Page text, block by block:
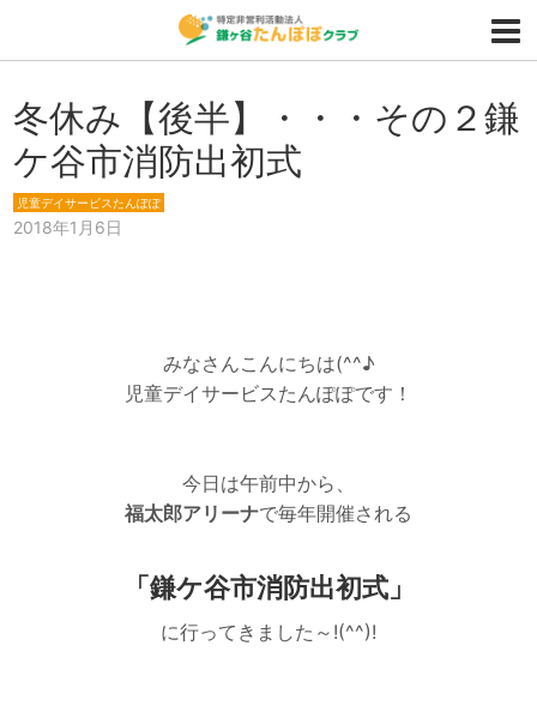
冬休み【後半】・・・その２鎌
ケ谷市消防出初式
児童デイサービスたんぽぽ
2018年1月6日
みなさんこんにちは(^^♪
児童デイサービスたんぽぽです！
今日は午前中から、
福太郎アリーナで毎年開催される
「鎌ケ谷市消防出初式」
に行ってきました～!(^^)!